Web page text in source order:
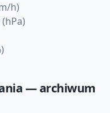
h)
— archiwum